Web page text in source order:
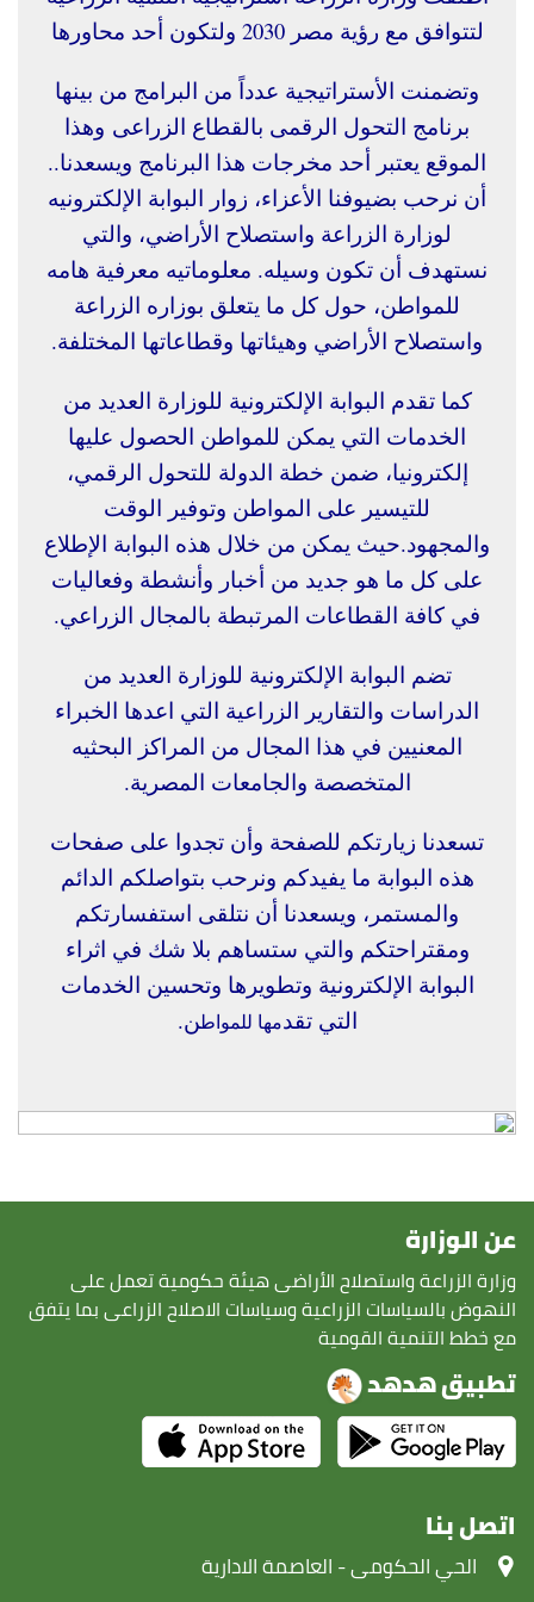
لتتوافق مع رؤية مصر 2030 ولتكون أحد محاورها
وتضمنت الأستراتيجية عدداً من البرامج من بينها
برنامج التحول الرقمى بالقطاع الزراعى وهذا
الموقع يعتبر أحد مخرجات هذا البرنامج ويسعدنا..
أن نرحب بضيوفنا الأعزاء، زوار البوابة الإلكترونيه
لوزارة الزراعة واستصلاح الأراضي، والتي
نستهدف أن تكون وسيله. معلوماتيه معرفية هامه
للمواطن، حول كل ما يتعلق بوزاره الزراعة
واستصلاح الأراضي وهيئاتها وقطاعاتها المختلفة.
كما تقدم البوابة الإلكترونية للوزارة العديد من
الخدمات التي يمكن للمواطن الحصول عليها
إلكترونيا، ضمن خطة الدولة للتحول الرقمي،
للتيسير على المواطن وتوفير الوقت
والمجهود.حيث يمكن من خلال هذه البوابة الإطلاع
على كل ما هو جديد من أخبار وأنشطة وفعاليات
في كافة القطاعات المرتبطة بالمجال الزراعي.
تضم البوابة الإلكترونية للوزارة العديد من
الدراسات والتقارير الزراعية التي اعدها الخبراء
المعنيين في هذا المجال من المراكز البحثيه
المتخصصة والجامعات المصرية.
تسعدنا زيارتكم للصفحة وأن تجدوا على صفحات
هذه البوابة ما يفيدكم ونرحب بتواصلكم الدائم
والمستمر، ويسعدنا أن نتلقى استفسارتكم
ومقتراحتكم والتي ستساهم بلا شك في اثراء
البوابة الإلكترونية وتطويرها وتحسين الخدمات
التي تقدمها للمواطن.
عن الوزارة
وزارة الزراعة واستصلاح الأراضى هيئة حكومية تعمل على
النهوض بالسياسات الزراعية وسياسات الاصلاح الزراعى بما يتفق
مع خطط التنمية القومية
تطبيق هدهد
اتصل بنا
‏الحي الحكومى - العاصمة الادارية